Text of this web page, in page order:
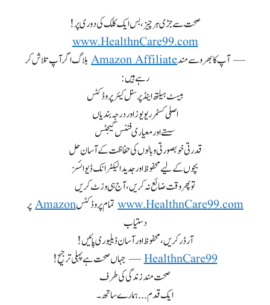
صحت سے جڑی ہر چیز، بس ایک کلک کی دوری پر!
www.HealthnCare99.com
— آپ کا بھروسے مندAmazon Affiliateبلاگ اگر آپ تلاش کر
رہے ہیں:
بیسٹ ہیلتھ اینڈ پرسنل کیئر پروڈکٹس
اصلی کسٹمر ریویوز اور درجہ بندیاں
سستے اور معیاری فٹنس گیجٹس
قدرتی خوبصورتی و بالوں کی حفاظت کے آسان حل
بچوں کے لیے محفوظ اور جدید الیکٹرانک ڈیوائسز
تو پھر وقت ضائع نہ کریں، آج ہی وزٹ کریں
www.HealthnCare99.com تمام پروڈکٹسAmazonپر
دستیاب
آرڈر کریں، محفوظ اور آسان ڈیلیوری پائیں!
HealthnCare99— جہاں صحت ہے پہلی ترجیح!
صحت مند زندگی کی طرف
ایک قدم... ہمارے ساتھ۔